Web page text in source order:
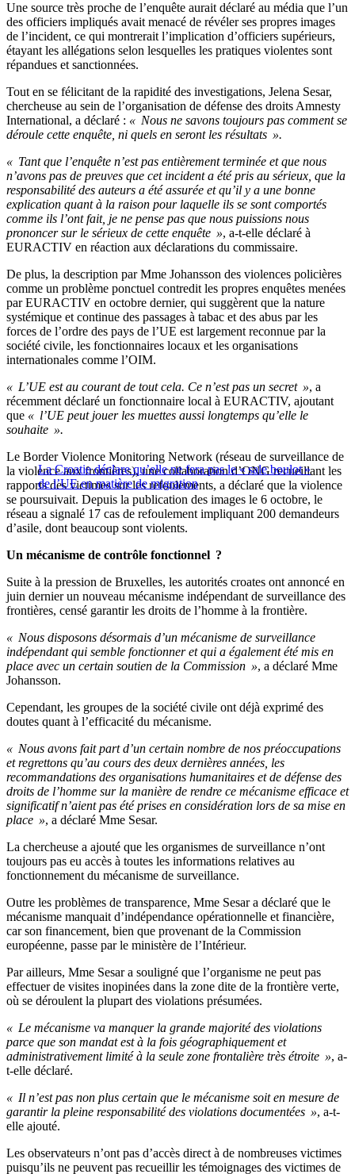
Une source très proche de l’enquête aurait déclaré au média que l’un
des officiers impliqués avait menacé de révéler ses propres images
de l’incident, ce qui montrerait l’implication d’officiers supérieurs,
étayant les allégations selon lesquelles les pratiques violentes sont
répandues et sanctionnées.
Tout en se félicitant de la rapidité des investigations, Jelena Sesar,
chercheuse au sein de l’organisation de défense des droits Amnesty
International, a déclaré : « Nous ne savons toujours pas comment se
déroule cette enquête, ni quels en seront les résultats ».
« Tant que l’enquête n’est pas entièrement terminée et que nous
n’avons pas de preuves que cet incident a été pris au sérieux, que la
responsabilité des auteurs a été assurée et qu’il y a une bonne
explication quant à la raison pour laquelle ils se sont comportés
comme ils l’ont fait, je ne pense pas que nous puissions nous
prononcer sur le sérieux de cette enquête », a-t-elle déclaré à
EURACTIV en réaction aux déclarations du commissaire.
De plus, la description par Mme Johansson des violences policières
comme un problème ponctuel contredit les propres enquêtes menées
par EURACTIV en octobre dernier, qui suggèrent que la nature
systémique et continue des passages à tabac et des abus par les
forces de l’ordre des pays de l’UE est largement reconnue par la
société civile, les fonctionnaires locaux et les organisations
internationales comme l’OIM.
« L’UE est au courant de tout cela. Ce n’est pas un secret », a
récemment déclaré un fonctionnaire local à EURACTIV, ajoutant
que « l’UE peut jouer les muettes aussi longtemps qu’elle le
souhaite ».
La Croatie déclare qu’elle ne fera pas le « sale boulot »
de l’UE en matière de migration
Le Border Violence Monitoring Network (réseau de surveillance de
la violence aux frontières), une collaboration d’ONG recueillant les
rapports des victimes sur les refoulements, a déclaré que la violence
se poursuivait. Depuis la publication des images le 6 octobre, le
réseau a signalé 17 cas de refoulement impliquant 200 demandeurs
d’asile, dont beaucoup sont violents.
Un mécanisme de contrôle fonctionnel ?
Suite à la pression de Bruxelles, les autorités croates ont annoncé en
juin dernier un nouveau mécanisme indépendant de surveillance des
frontières, censé garantir les droits de l’homme à la frontière.
« Nous disposons désormais d’un mécanisme de surveillance
indépendant qui semble fonctionner et qui a également été mis en
place avec un certain soutien de la Commission », a déclaré Mme
Johansson.
Cependant, les groupes de la société civile ont déjà exprimé des
doutes quant à l’efficacité du mécanisme.
« Nous avons fait part d’un certain nombre de nos préoccupations
et regrettons qu’au cours des deux dernières années, les
recommandations des organisations humanitaires et de défense des
droits de l’homme sur la manière de rendre ce mécanisme efficace et
significatif n’aient pas été prises en considération lors de sa mise en
place », a déclaré Mme Sesar.
La chercheuse a ajouté que les organismes de surveillance n’ont
toujours pas eu accès à toutes les informations relatives au
fonctionnement du mécanisme de surveillance.
Outre les problèmes de transparence, Mme Sesar a déclaré que le
mécanisme manquait d’indépendance opérationnelle et financière,
car son financement, bien que provenant de la Commission
européenne, passe par le ministère de l’Intérieur.
Par ailleurs, Mme Sesar a souligné que l’organisme ne peut pas
effectuer de visites inopinées dans la zone dite de la frontière verte,
où se déroulent la plupart des violations présumées.
« Le mécanisme va manquer la grande majorité des violations
parce que son mandat est à la fois géographiquement et
administrativement limité à la seule zone frontalière très étroite », a-
t-elle déclaré.
« Il n’est pas non plus certain que le mécanisme soit en mesure de
garantir la pleine responsabilité des violations documentées », a-t-
elle ajouté.
Les observateurs n’ont pas d’accès direct à de nombreuses victimes
puisqu’ils ne peuvent pas recueillir les témoignages des victimes de